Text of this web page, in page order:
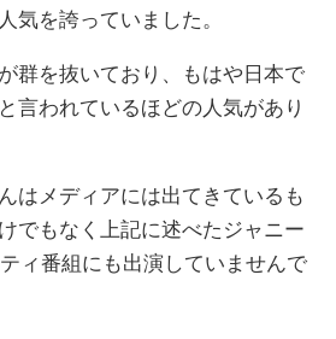
気を誇っていました。
群を抜いており、もはや日本で
言われているほどの人気があり
はメディアには出てきているも
でもなく上記に述べたジャニー
ィ番組にも出演していませんで